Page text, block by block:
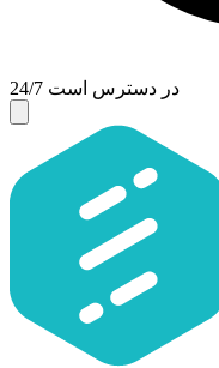
24/7 در دسترس است